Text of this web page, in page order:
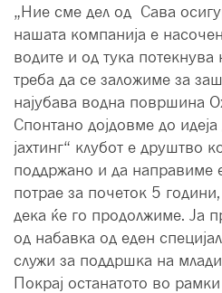
„Ние сме дел од Сава
нашата компанија е
водите и од тука потекнува
треба да се заложиме за
најубава водна површина
Спонтано дојдовме до
јахтинг“ клубот е друштво
поддржано и да направиме
потрае за почеток 5
дека ќе го продолжиме. Ја
од набавка од еден
служи за поддршка на
Покрај останатото во